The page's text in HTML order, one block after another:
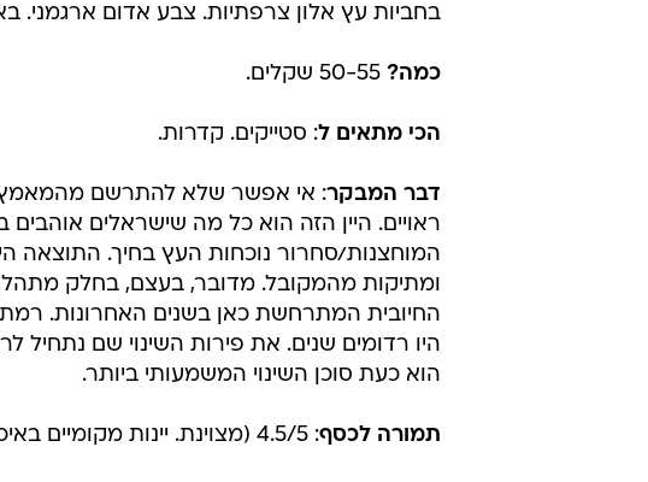
בחביות עץ אלון צרפתיות. צבע אדום ארגמני. באף פרי
כמה?
הכי מתאים ל: סטייקים. קדרות.
דבר המבקר: אי אפשר שלא להתרשם מהמאמץ
ראויים. היין הזה הוא כל מה שישראלים אוהבים
המוחצנות/סחרור נוכחות העץ בחיך. התוצאה
ומתיקות מהמקובל. מדובר, בעצם, בחלק
החיובית המתרחשת כאן בשנים האחרונות. רמת
היו רדומים שנים. את פירות השינוי שם נתחיל
הוא כעת סוכן השינוי המשמעותי ביותר.
תמורה לכסף: 4.5/5 (מצוינת. יינות מקומיים באיכות זו עולים 15-20 שקלים יותר)